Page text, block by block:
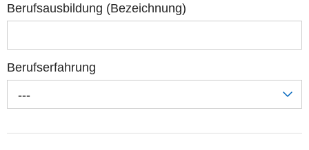
Berufsausbildung (Bezeichnung)
Berufserfahrung
---